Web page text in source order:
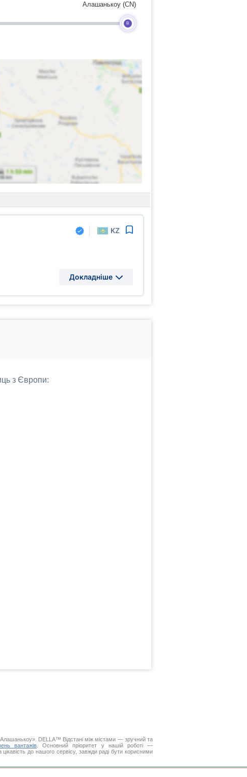
B
Алашанькоу (CN)
KZ
Докладніше
з Європи:
Алашанькоу». DELLA™ Відстані між містами — зручний та
вантажів . Основний пріоритет у нашій роботі —
цікавість до нашого сервісу, завжди раді бути корисними